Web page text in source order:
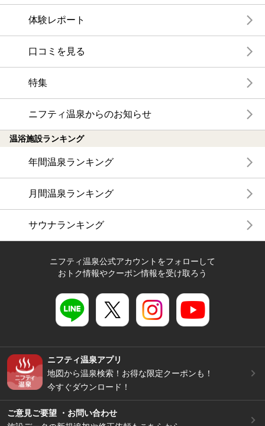
体験レポート
口コミを見る
特集
ニフティ温泉からのお知らせ
温浴施設ランキング
年間温泉ランキング
月間温泉ランキング
サウナランキング
ニフティ温泉公式アカウントをフォローして
おトク情報やクーポン情報を受け取ろう
ニフティ温泉アプリ
地図から温泉検索！お得な限定クーポンも！
今すぐダウンロード！
ご意見ご要望 ・お問い合わせ